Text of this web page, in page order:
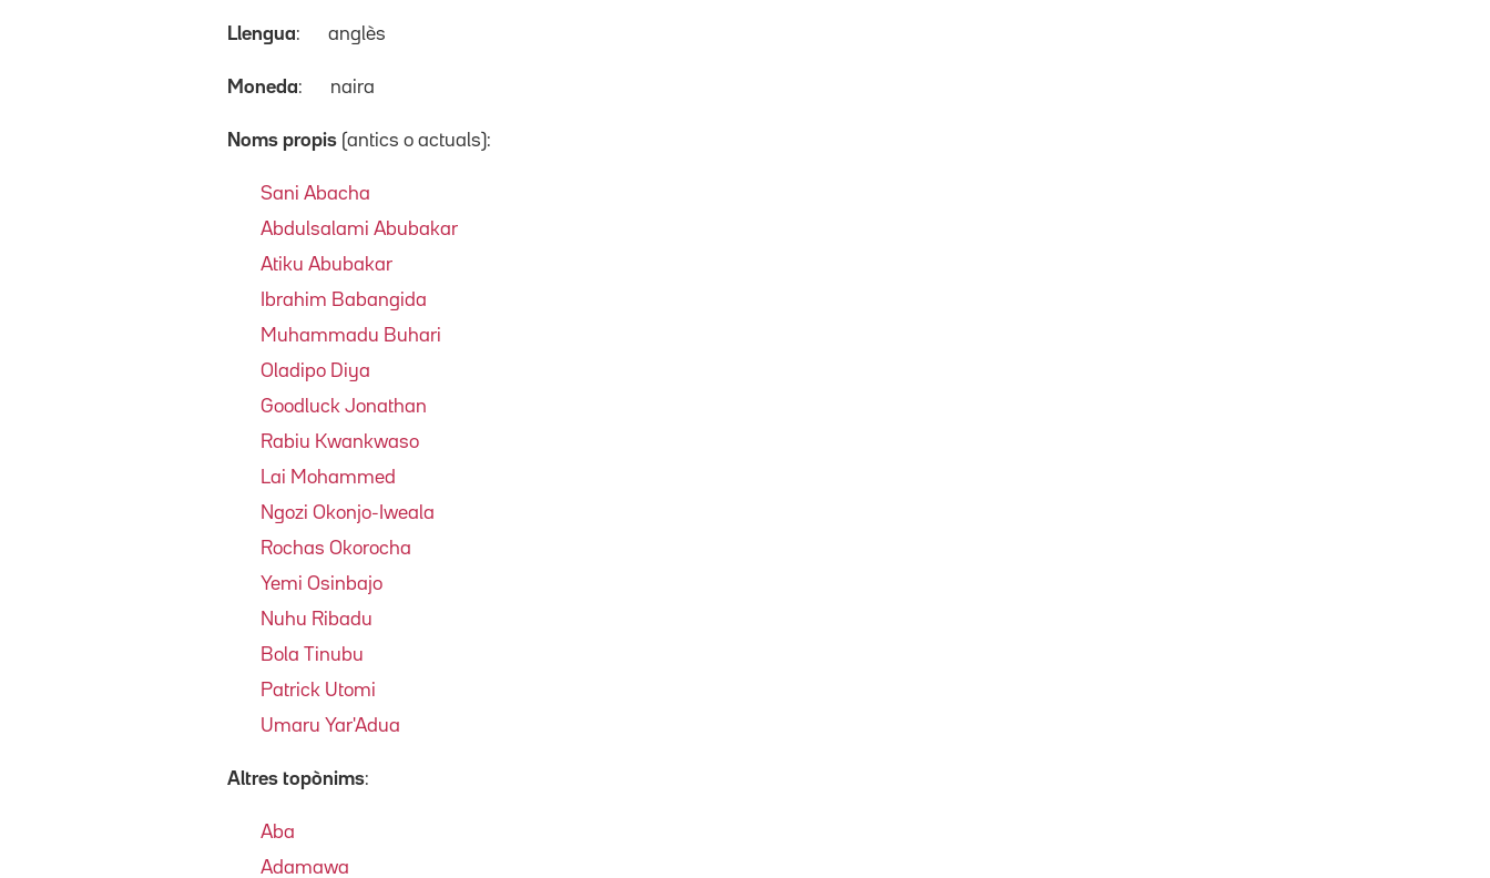
Llengua: anglès
Moneda: naira
Noms propis (antics o actuals):
Sani Abacha
Abdulsalami Abubakar
Atiku Abubakar
Ibrahim Babangida
Muhammadu Buhari
Oladipo Diya
Goodluck Jonathan
Rabiu Kwankwaso
Lai Mohammed
Ngozi Okonjo-Iweala
Rochas Okorocha
Yemi Osinbajo
Nuhu Ribadu
Bola Tinubu
Patrick Utomi
Umaru Yar'Adua
Altres topònims:
Aba
Adamawa